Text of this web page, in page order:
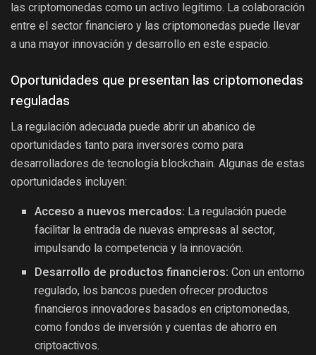
las criptomonedas como un activo legítimo. La colaboración
entre el sector financiero y las criptomonedas puede llevar
a una mayor innovación y desarrollo en este espacio.
Oportunidades que presentan las criptomonedas
reguladas
La regulación adecuada puede abrir un abanico de
oportunidades tanto para inversores como para
desarrolladores de tecnología blockchain. Algunas de estas
oportunidades incluyen:
Acceso a nuevos mercados: La regulación puede
facilitar la entrada de nuevas empresas al sector,
impulsando la competencia y la innovación.
Desarrollo de productos financieros: Con un entorno
regulado, los bancos pueden ofrecer productos
financieros innovadores basados en criptomonedas,
como fondos de inversión y cuentas de ahorro en
criptoactivos.